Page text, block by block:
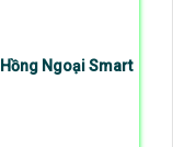
Ngoại Smart